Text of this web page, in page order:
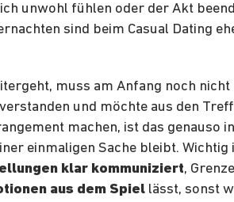
unwohl fühlen oder der Akt
sind beim Casual Dating
muss am Anfang noch
und möchte aus den
machen, ist das genauso
einmaligen Sache bleibt. Wichtig
klar kommuniziert,
aus dem Spiel lässt, sonst